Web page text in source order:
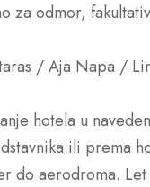
za odmor,
/ Aja Napa /
hotela u
ili prema
do aerodroma.